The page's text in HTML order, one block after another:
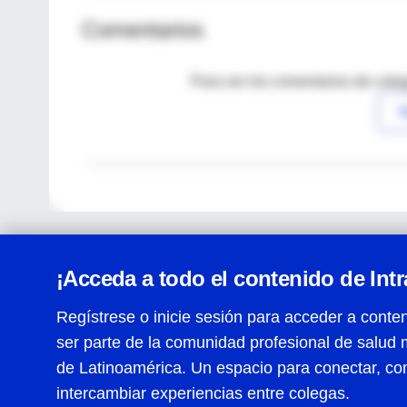
Comentarios
Para ver los comentarios de
¡Acceda a todo el contenido de
Regístrese o inicie sesión para acceder a
ser parte de la comunidad profesional de salud
de Latinoamérica. Un espacio para conectar,
intercambiar experiencias entre colegas.
Centro de Ayuda
Términos y condiciones| Políticas de privacidad